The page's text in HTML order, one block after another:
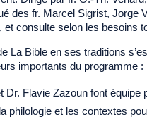
des fr. Marcel Sigrist, Jorge
et consulte selon les besoins
La Bible en ses traditions
importants du programme :
Dr. Flavie Zazoun font équipe
philologie et les contextes